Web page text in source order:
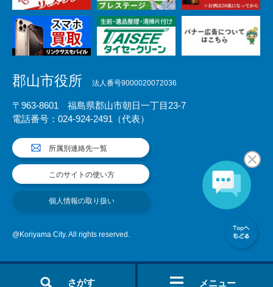
さがす メニュー
郡山市役所 法人番号9000020072036
〒963-8601 福島県郡山市朝日一丁目23-7
電話番号：024-924-2491（代表）
所属別連絡先一覧
このサイトの使い方
個人情報の取り扱い
@Koriyama City. All rights reserved.